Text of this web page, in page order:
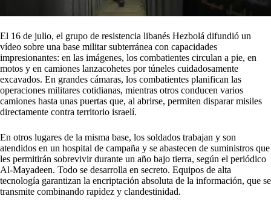
El 16 de julio, el grupo de resistencia libanés Hezbolá difundió un
vídeo sobre una base militar subterránea con capacidades
impresionantes: en las imágenes, los combatientes circulan a pie, en
motos y en camiones lanzacohetes por túneles cuidadosamente
excavados. En grandes cámaras, los combatientes planifican las
operaciones militares cotidianas, mientras otros conducen varios
camiones hasta unas puertas que, al abrirse, permiten disparar misiles
directamente contra territorio israelí.
En otros lugares de la misma base, los soldados trabajan y son
atendidos en un hospital de campaña y se abastecen de suministros que
les permitirán sobrevivir durante un año bajo tierra, según el periódico
Al-Mayadeen. Todo se desarrolla en secreto. Equipos de alta
tecnología garantizan la encriptación absoluta de la información, que se
transmite combinando rapidez y clandestinidad.